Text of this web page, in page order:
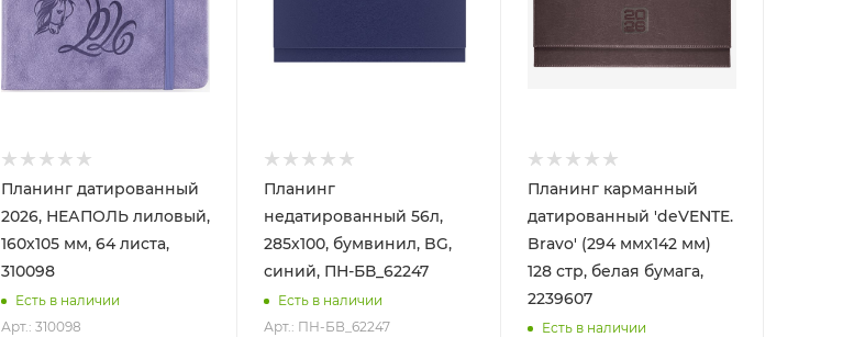
Планинг датированный
2026, НЕАПОЛЬ лиловый,
160х105 мм, 64 листа,
310098
Есть в наличии
Арт.: 310098
Планинг
недатированный 56л,
285х100, бумвинил, BG,
синий, ПН-БВ_62247
Есть в наличии
Арт.: ПН-БВ_62247
Планинг карманный
датированный 'deVENTE.
Bravo' (294 ммx142 мм)
128 стр, белая бумага,
2239607
Есть в наличии